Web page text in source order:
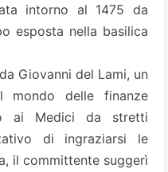
intorno al 1475 da
esposta nella basilica
Giovanni del Lami, un
mondo delle finanze
ai Medici da stretti
di ingraziarsi le
il committente suggerì